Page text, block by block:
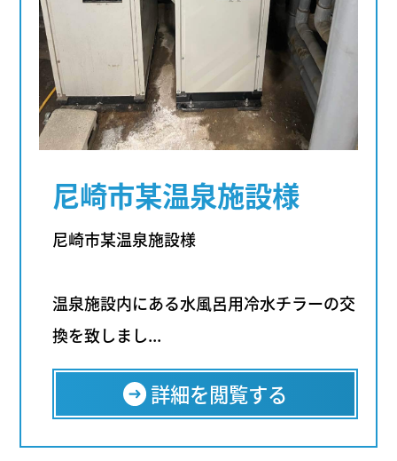
尼崎市某温泉施設様
尼崎市某温泉施設様
温泉施設内にある水風呂用冷水チラーの交
換を致しまし...
詳細を閲覧する